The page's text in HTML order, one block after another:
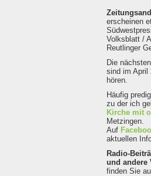
erscheinen
Volksblatt /
Reutlinger
Die nächsten
sind im April
hören.
Häufig
zu der ich
Kirche mit
Metzingen.
Auf
aktuellen
Radio-
und andere
finden Sie